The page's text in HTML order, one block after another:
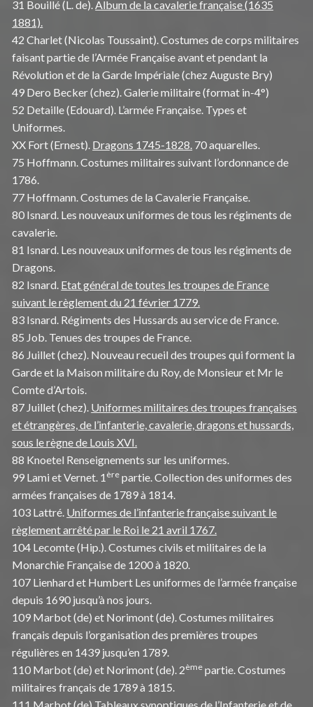
31 Bouillé (L. de).Album de la cavalerie française (1635
1881).
42 Charlet (Nicolas Toussaint). Costumes de corps militaires
faisant partie de l’Armée Française avant et pendant la
Révolution et de la Garde Impériale (chez Auguste Bry)
49 Dero Becker (chez). Galerie militaire (format in-4°)
52 Detaille (Edouard). L’armée Française. Types et
Uniformes.
XX Fort (Ernest). Dragons 1745-1828. 70 aquarelles.
75 Hoffmann. Costumes militaires suivant l’ordonnance de
1786.
77 Hoffmann. Costumes de la Cavalerie Française.
80 Isnard. Les nouveaux uniformes de tous les régiments de
cavalerie.
81 Isnard. Les nouveaux uniformes de tous les régiments de
Dragons.
82 Isnard. Etat général de toutes les troupes de France
suivant le règlement du 21 février 1779.
83 Isnard. Régiments des Hussards au service de France.
85 Job. Tenues des troupes de France.
86 Juillet (chez). Nouveau recueil des troupes qui forment la
Garde et la Maison militaire du Roy, de Monsieur et Mr le
Comte d’Artois.
87 Juillet (chez). Uniformes militaires des troupes françaises
et étrangères, de l’infanterie, cavalerie, dragons et hussards,
sous le règne de Louis XVI.
88 Knoetel Renseignements sur les uniformes.
99 Lami et Vernet. 1 ère partie. Collection des uniformes des
armées françaises de 1789 à 1814.
103 Lattré. Uniformes de l’infanterie française suivant le
règlement arrêté par le Roi le 21 avril 1767.
104 Lecomte (Hip.). Costumes civils et militaires de la
Monarchie Française de 1200 à 1820.
107 Lienhard et Humbert Les uniformes de l’armée française
depuis 1690 jusqu’à nos jours.
109 Marbot (de) et Norimont (de). Costumes militaires
français depuis l’organisation des premières troupes
régulières en 1439 jusqu’en 1789.
110 Marbot (de) et Norimont (de). 2ème partie. Costumes
militaires français de 1789 à 1815.